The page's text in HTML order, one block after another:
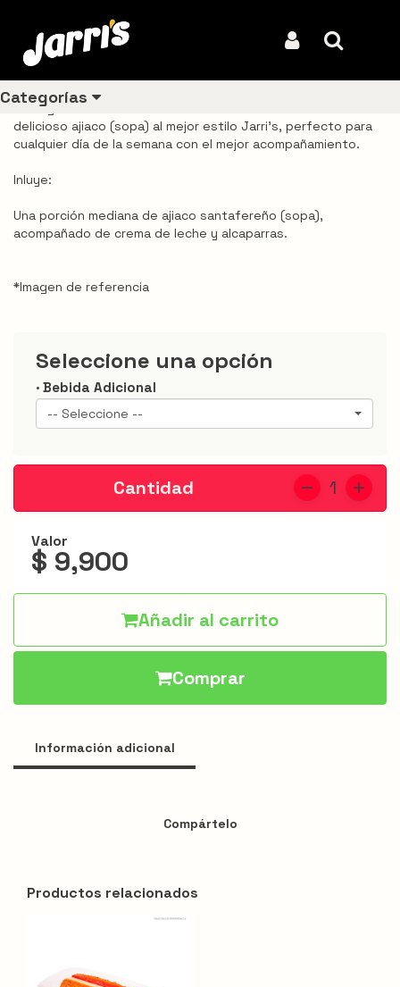
Categorías
Ajiaco Mediano Jarri's
De la gastronomí­a colombiana tenemos en nuestra carta el
delicioso ajiaco (sopa) al mejor estilo Jarri's, perfecto para
cualquier dí­a de la semana con el mejor acompañamiento.
Inluye:
Una porción mediana de ajiaco santafereño (sopa),
acompañado de crema de leche y alcaparras.
*Imagen de referencia
Seleccione una opción
· Bebida Adicional
-- Seleccione --
Cantidad 1
Valor
$ 9,900
Añadir al carrito
Comprar
Información adicional
Compártelo
Productos relacionados
Ver todos
productos
vendidos
Combos
Ligeros
Jarris
Apanados
Especiales